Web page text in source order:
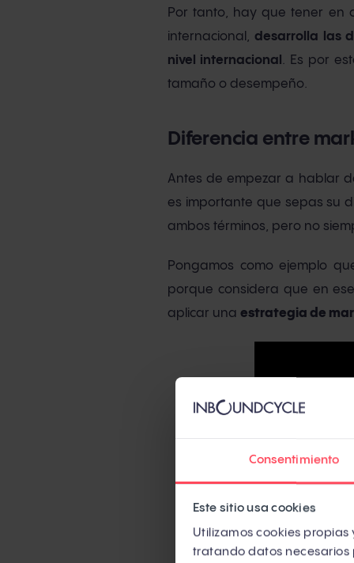
Consentimiento
Este sitio usa cookies
Utilizamos cookies
tratando datos necesarios
Por tanto, hay que tener en
internacional,desarrolla las
nivel internacional . Es por
tamaño o desempeño.
Diferencia entre
Antes de empezar a hablar
es importante que sepas su
ambos términos, pero no
Pongamos como ejemplo
porque considera que en
aplicar una estrategia de